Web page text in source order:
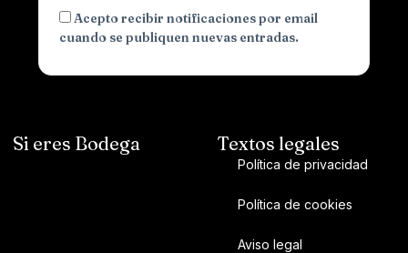
Acepto recibir notificaciones por email
cuando se publiquen nuevas entradas.
Si eres Bodega Textos legales
Política de privacidad
Política de cookies
Aviso legal